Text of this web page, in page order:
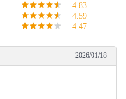
4.83
4.59
4.47
2026/01/18